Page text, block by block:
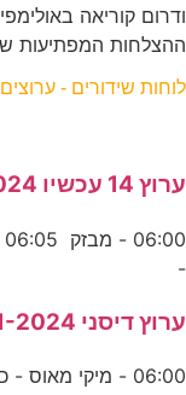
ההצלחות המפתיעות
לוחות שידורים -
ערוץ 14 עכשיו 22-09-2024
-
ערוץ דיסני 03-11-2024
06:00 - מיקי מאוס - כייף של בית - פרק 23 06:25 -